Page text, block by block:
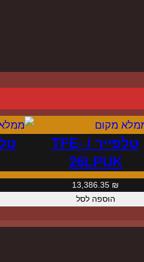
טלפייר / TFE-
26LPUK
13,386.35 ₪
הוספה לסל